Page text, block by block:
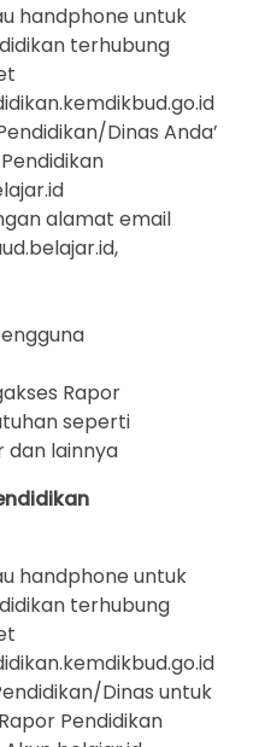
handphone untuk
terhubung
Dinas Anda’
alamat email
Rapor
seperti
dan lainnya
handphone untuk
terhubung
Dinas untuk
Pendidikan